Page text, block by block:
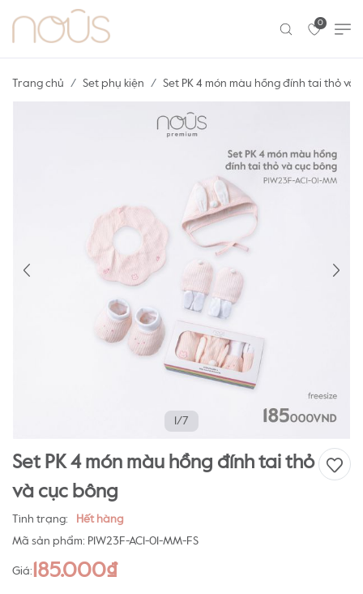
0
Trang chủ Set phụ kiện Set PK 4 món màu hồng đính tai thỏ và
1/7
Set PK 4 món màu hồng đính tai thỏ
và cục bông
Tình trạng:
Hết hàng
Mã sản phẩm: P1W23F-AC1-01-MM-FS
Giá: 185.000₫